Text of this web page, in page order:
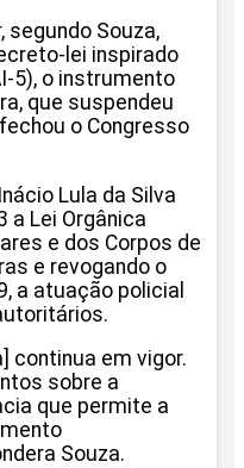
segundo Souza,
lei inspirado
5), o instrumento
que suspendeu
o Congresso
Lula da Silva
a Lei Orgânica
e dos Corpos de
e revogando o
a atuação policial
continua em vigor.
sobre a
que permite a
Souza.